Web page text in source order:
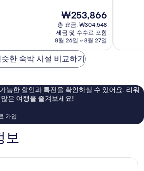
현
재
요
금
₩253,866
₩253,866
총 요금: ₩304,548
세금 및 수수료 포함
8월 26일 ~ 8월 27일
시
우
요,
슷한 숙박 시설 비교하기
능한 할인과 특전을 확인하실 수 있어요. 리워
은 여행을 즐겨보세요!
가입
보